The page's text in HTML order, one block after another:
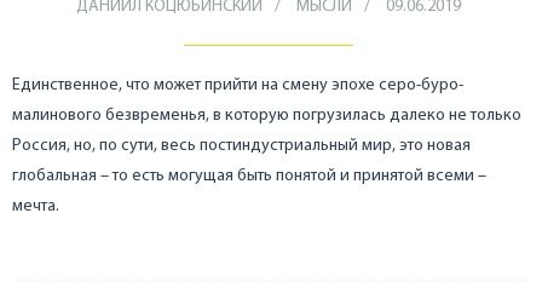
ДАНИИЛ КОЦЮБИНСКИЙ МЫСЛИ 09.06.2019
Единственное, что может прийти на смену эпохе серо-буро-
малинового безвременья, в которую погрузилась далеко не только
Россия, но, по сути, весь постиндустриальный мир, это новая
глобальная – то есть могущая быть понятой и принятой всеми –
мечта.